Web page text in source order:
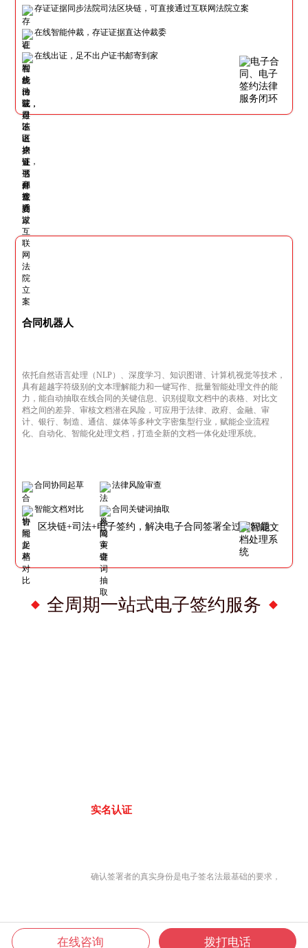
存证证据同步法院司法区块链，可直接通过互联网法院立案
在线智能仲裁，存证证据直达仲裁委
在线出证，足不出户证书邮寄到家
合同机器人
依托自然语言处理（NLP）、深度学习、知识图谱、计算机视觉等技术，
具有超越字符级别的文本理解能力和一键写作、批量智能处理文件的能
力，能自动抽取在线合同的关键信息、识别提取文档中的表格、对比文
档之间的差异、审核文档潜在风险，可应用于法律、政府、金融、审
计、银行、制造、通信、媒体等多种文字密集型行业，赋能企业流程
化、自动化、智能化处理文档，打造全新的文档一体化处理系统。
合同协同起草 法律风险审查
智能文档对比 合同关键词抽取
全周期一站式电子签约服务
区块链+司法+电子签约，解决电子合同签署全过程问题
实名认证
确认签署者的真实身份是电子签名法最基础的要求，
在线咨询 拨打电话